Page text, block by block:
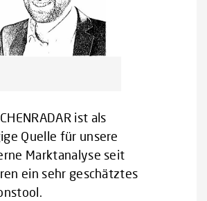
ist als
Quelle für unsere
Marktanalyse seit
ein sehr geschätztes